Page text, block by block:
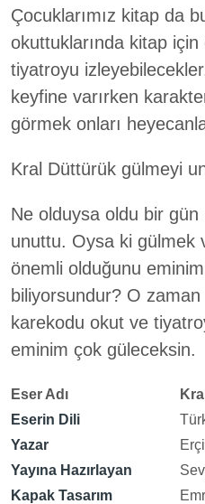
Çocuklarımız kitap da
okuttuklarında kitap için
tiyatroyu
keyfine varırken
görmek onları
Kral Düttürük gülmeyi
Ne olduysa oldu bir
unuttu. Oysa ki gülmek
önemli olduğunu
biliyorsundur? O
karekodu okut ve
eminim çok güleceksin.
Eser Adı
Eserin Dili
Yazar
Yayına Hazırlayan
Kapak Tasarım